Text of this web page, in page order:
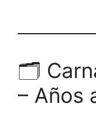
🗂️
– Años